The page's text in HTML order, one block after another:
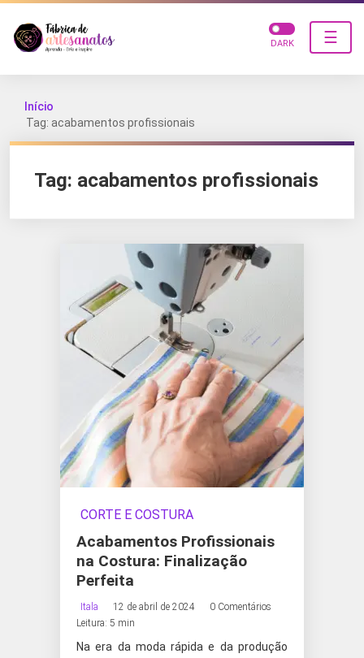
☰
DARK
Início
Tag: acabamentos profissionais
Tag: acabamentos profissionais
CORTE E COSTURA
Acabamentos Profissionais
na Costura: Finalização
Perfeita
Itala 12 de abril de 2024
0 Comentários
Leitura: 5 min
Na era da moda rápida e da produção